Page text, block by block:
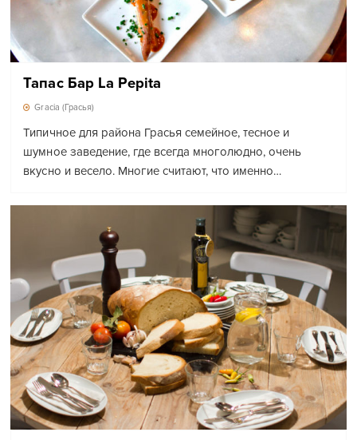
Тапас Бар La Pepita
Gracia (Грасья)
Типичное для района Грасья семейное, тесное и
шумное заведение, где всегда многолюдно, очень
вкусно и весело. Многие считают, что именно…